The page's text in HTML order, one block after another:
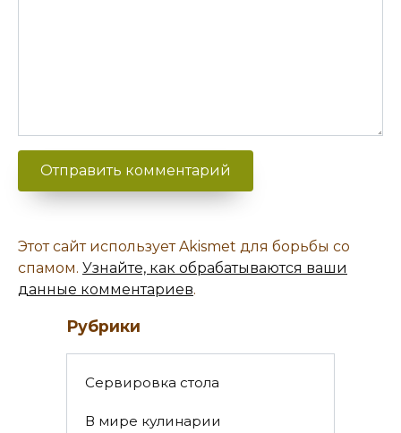
Этот сайт использует Akismet для борьбы со
спамом. Узнайте, как обрабатываются ваши
данные комментариев.
Рубрики
Cервировка стола
В мире кулинарии